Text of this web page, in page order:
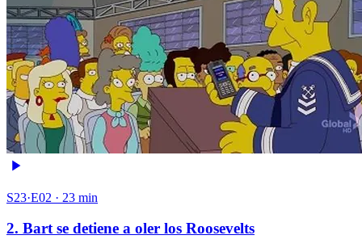
S23·E02 · 23 min
2. Bart se detiene a oler los Roosevelts